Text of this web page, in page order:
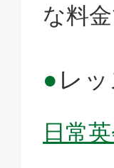
な料
● レ
日常